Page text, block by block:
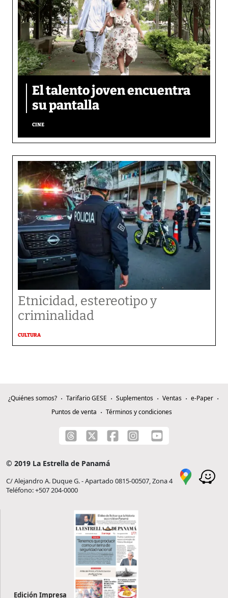
El talento joven encuentra
su pantalla​
CINE
Etnicidad, estereotipo y
criminalidad
CULTURA
¿Quiénes somos? Tarifario GESE Suplementos Ventas
e-Paper
Puntos de venta
Términos y condiciones
© 2019 La Estrella de Panamá
C/ Alejandro A. Duque G. - Apartado 0815-00507, Zona 4
Teléfono: +507 204-0000
Edición Impresa